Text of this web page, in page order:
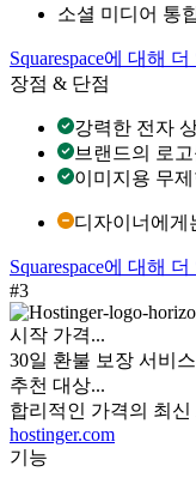
소셜 미디어 통
Squarespace에 대해 더
장점 & 단점
강력한 전자
브랜드의 로
이미지용 무제
디자이너에게
Squarespace에 대해 더
#3
시작 가격...
30일 환불 보장 서비스
추천 대상...
합리적인 가격의 최
hostinger.com
기능